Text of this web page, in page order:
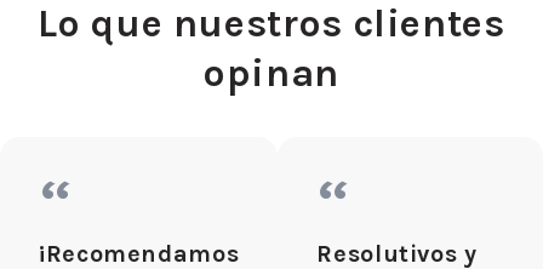
Lo que nuestros clientes
opinan
“
¡Recomendamos
“
Resolutivos y